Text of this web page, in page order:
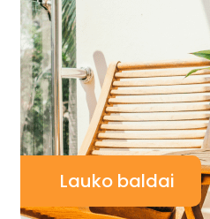
Lauko baldai